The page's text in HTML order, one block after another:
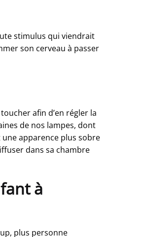
stimulus qui viendrait
son cerveau à passer
afin d’en régler la
de nos lampes, dont
apparence plus sobre
dans sa chambre
à
plus personne